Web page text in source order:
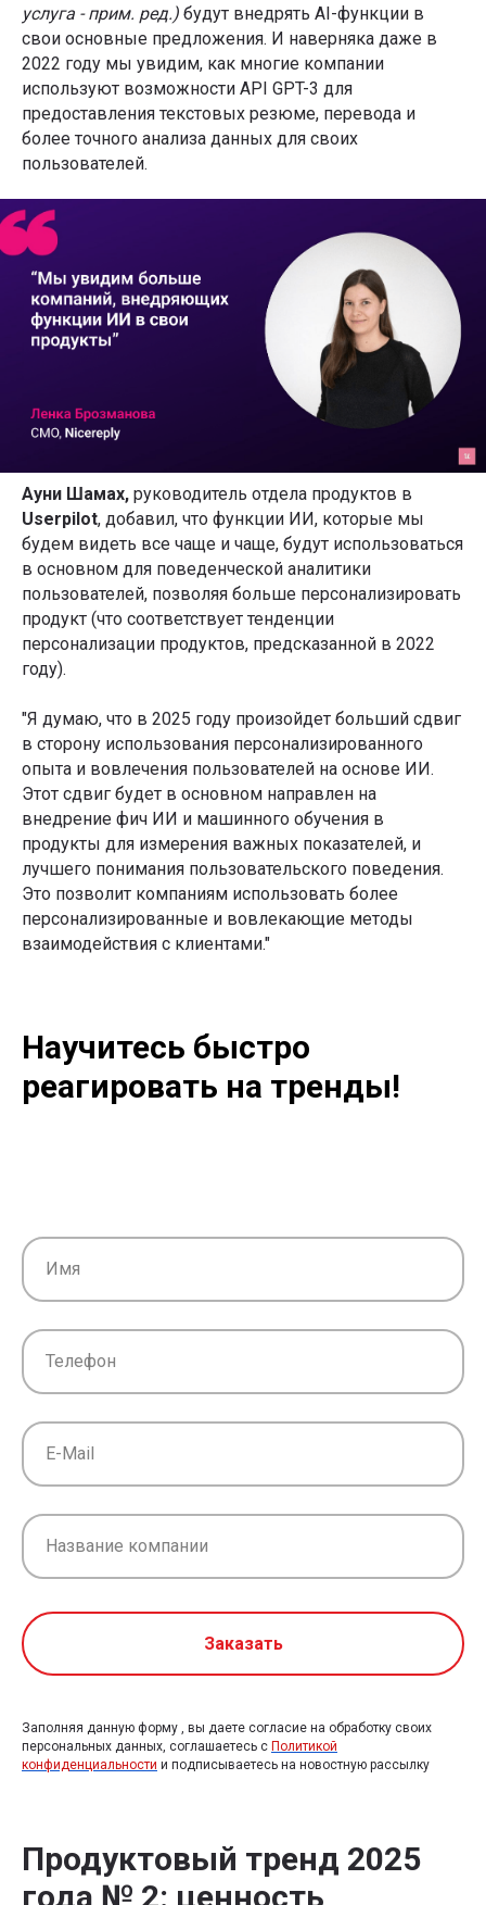
услуга - прим. ред.) будут внедрять AI-функции в
свои основные предложения. И наверняка даже в
2022 году мы увидим, как многие компании
используют возможности API GPT-3 для
предоставления текстовых резюме, перевода и
более точного анализа данных для своих
пользователей.
Ауни Шамах, руководитель отдела продуктов в
Userpilot, добавил, что функции ИИ, которые мы
будем видеть все чаще и чаще, будут использоваться
в основном для поведенческой аналитики
пользователей, позволяя больше персонализировать
продукт (что соответствует тенденции
персонализации продуктов, предсказанной в 2022
году).
"Я думаю, что в 2025 году произойдет больший сдвиг
в сторону использования персонализированного
опыта и вовлечения пользователей на основе ИИ.
Этот сдвиг будет в основном направлен на
внедрение фич ИИ и машинного обучения в
продукты для измерения важных показателей, и
лучшего понимания пользовательского поведения.
Это позволит компаниям использовать более
персонализированные и вовлекающие методы
взаимодействия с клиентами."
Научитесь быстро
реагировать на тренды!
Заказать
Заполняя данную форму , вы даете согласие на обработку своих
персональных данных, соглашаетесь с Политикой
конфиденциальности и подписываетесь на новостную рассылку
Продуктовый тренд 2025
года № 2: ценность